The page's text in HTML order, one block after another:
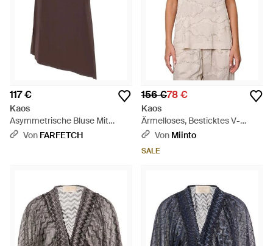
117 €
Kaos
Asymmetrische Bluse Mit
Raffungen - Braun
Von FARFETCH
156 €78 €
Kaos
Ärmelloses, Besticktes V-
Ausschnitt-Top - Weiß
Von Miinto
SALE